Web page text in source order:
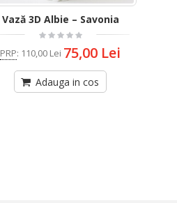
Vază 3D Albie – Savonia
PRP: 110,00 Lei 75,00 Lei
Adauga in cos